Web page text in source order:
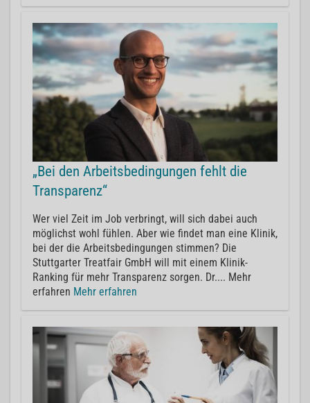
„Bei den Arbeitsbedingungen fehlt die
Transparenz“
Wer viel Zeit im Job verbringt, will sich dabei auch
möglichst wohl fühlen. Aber wie findet man eine Klinik,
bei der die Arbeitsbedingungen stimmen? Die
Stuttgarter Treatfair GmbH will mit einem Klinik-
Ranking für mehr Transparenz sorgen. Dr.... Mehr
erfahren Mehr erfahren